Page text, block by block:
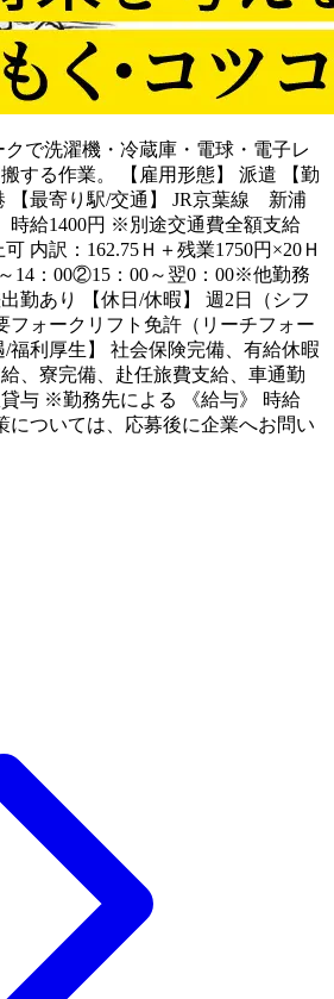
クで洗濯機・冷蔵庫・電球・電子レ
する作業。 【雇用形態】 派遣 【勤
【最寄り駅/交通】 JR京葉線 新浦
給1400円 ※別途交通費全額支給
可 内訳：162.75Ｈ＋残業1750円×20Ｈ
14：00②15：00～翌0：00※他勤務
勤あり 【休日/休暇】 週2日（シフ
フォークリフト免許（リーチフォー
福利厚生】 社会保険完備、有給休暇
、寮完備、赴任旅費支給、車通勤
与 ※勤務先による 《給与》 時給
については、応募後に企業へお問い